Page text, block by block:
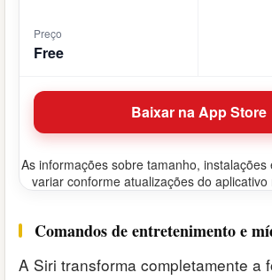
Preço
Free
Baixar na App Store
As informações sobre tamanho, instalações
variar conforme atualizações do aplicativo
Comandos de entretenimento e
A Siri transforma completamente a